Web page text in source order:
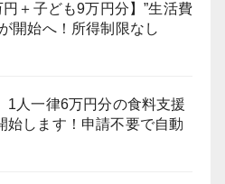
円＋子ども9万円分】”生活費
開始へ！所得制限なし
1人一律6万円分の食料支援
始します！申請不要で自動